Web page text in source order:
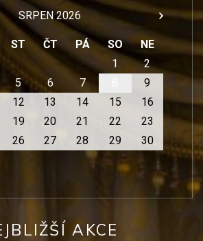
SRPEN 2026
ST ČT PÁ SO
NE
1
2
5 6 7
9
12 13 14 15
16
19 20 21 22
23
26 27 28 29
30
AKCE